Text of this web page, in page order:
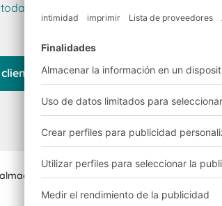
Europa y muchas más de otras
en resumen
y soluciones logísticas innovadoras